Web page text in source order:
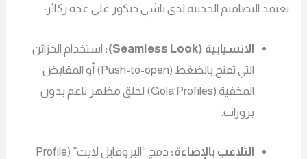
التصاميم الحديثة لدى تاشي ديكور على عدة ركائز:
الانسيابية (Seamless Look):
استخدام الخزائن
التي تفتح بالضغط (Push-to-open) أو المقابض
المخفية (Gola Profiles) لخلق مظهر ناعم بدون
بروزات.
التلاعب بالإضاءة:
دمج “البروفايل لايت” (Profile